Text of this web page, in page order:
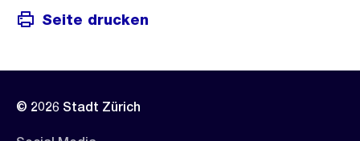
Seite drucken
© 2026 Stadt Zürich